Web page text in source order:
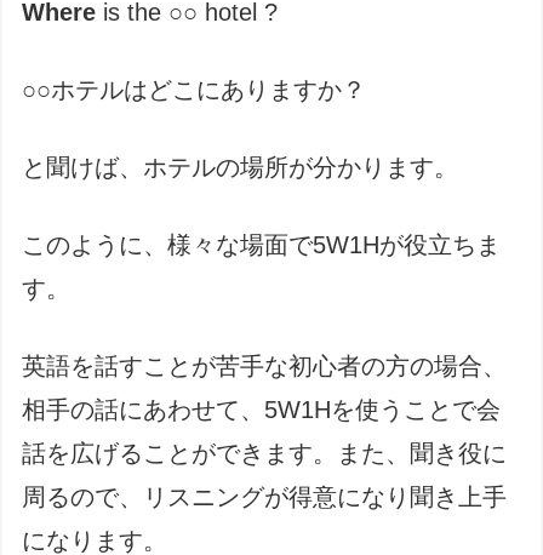
Where is the ○○ hotel ?
○○ホテルはどこにありますか？
と聞けば、ホテルの場所が分かります。
このように、様々な場面で5W1Hが役立ちま
す。
英語を話すことが苦手な初心者の方の場合、
相手の話にあわせて、5W1Hを使うことで会
話を広げることができます。また、聞き役に
周るので、リスニングが得意になり聞き上手
になります。